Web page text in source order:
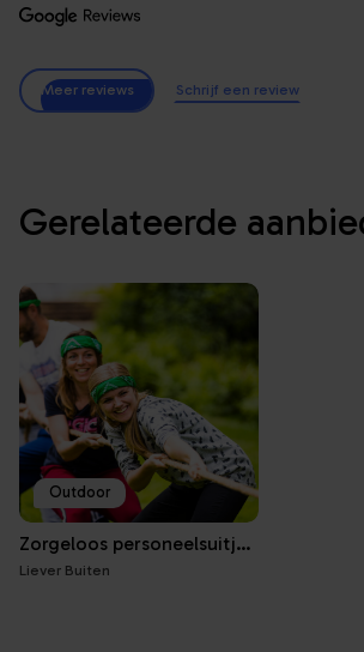
Meer reviews Schrijf een review
Gerelateerde
Outdoor
Zorgeloos personeelsuitje voor jong & oud
Liever Buiten